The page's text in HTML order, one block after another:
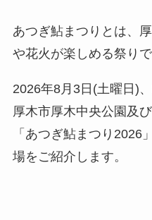
あつぎ鮎まつりとは、
や花火が楽しめる祭りで
2026年8月3日(土曜日)
厚木市厚木中央公園及
「あつぎ鮎まつり2026
場をご紹介します。